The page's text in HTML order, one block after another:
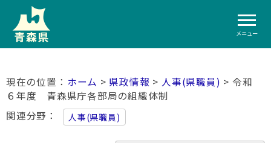
メニュー
ホーム > 県政情報 > 人事(県職員) > 令和
６年度 青森県庁各部局の組織体制
関連分野
人事(県職員)